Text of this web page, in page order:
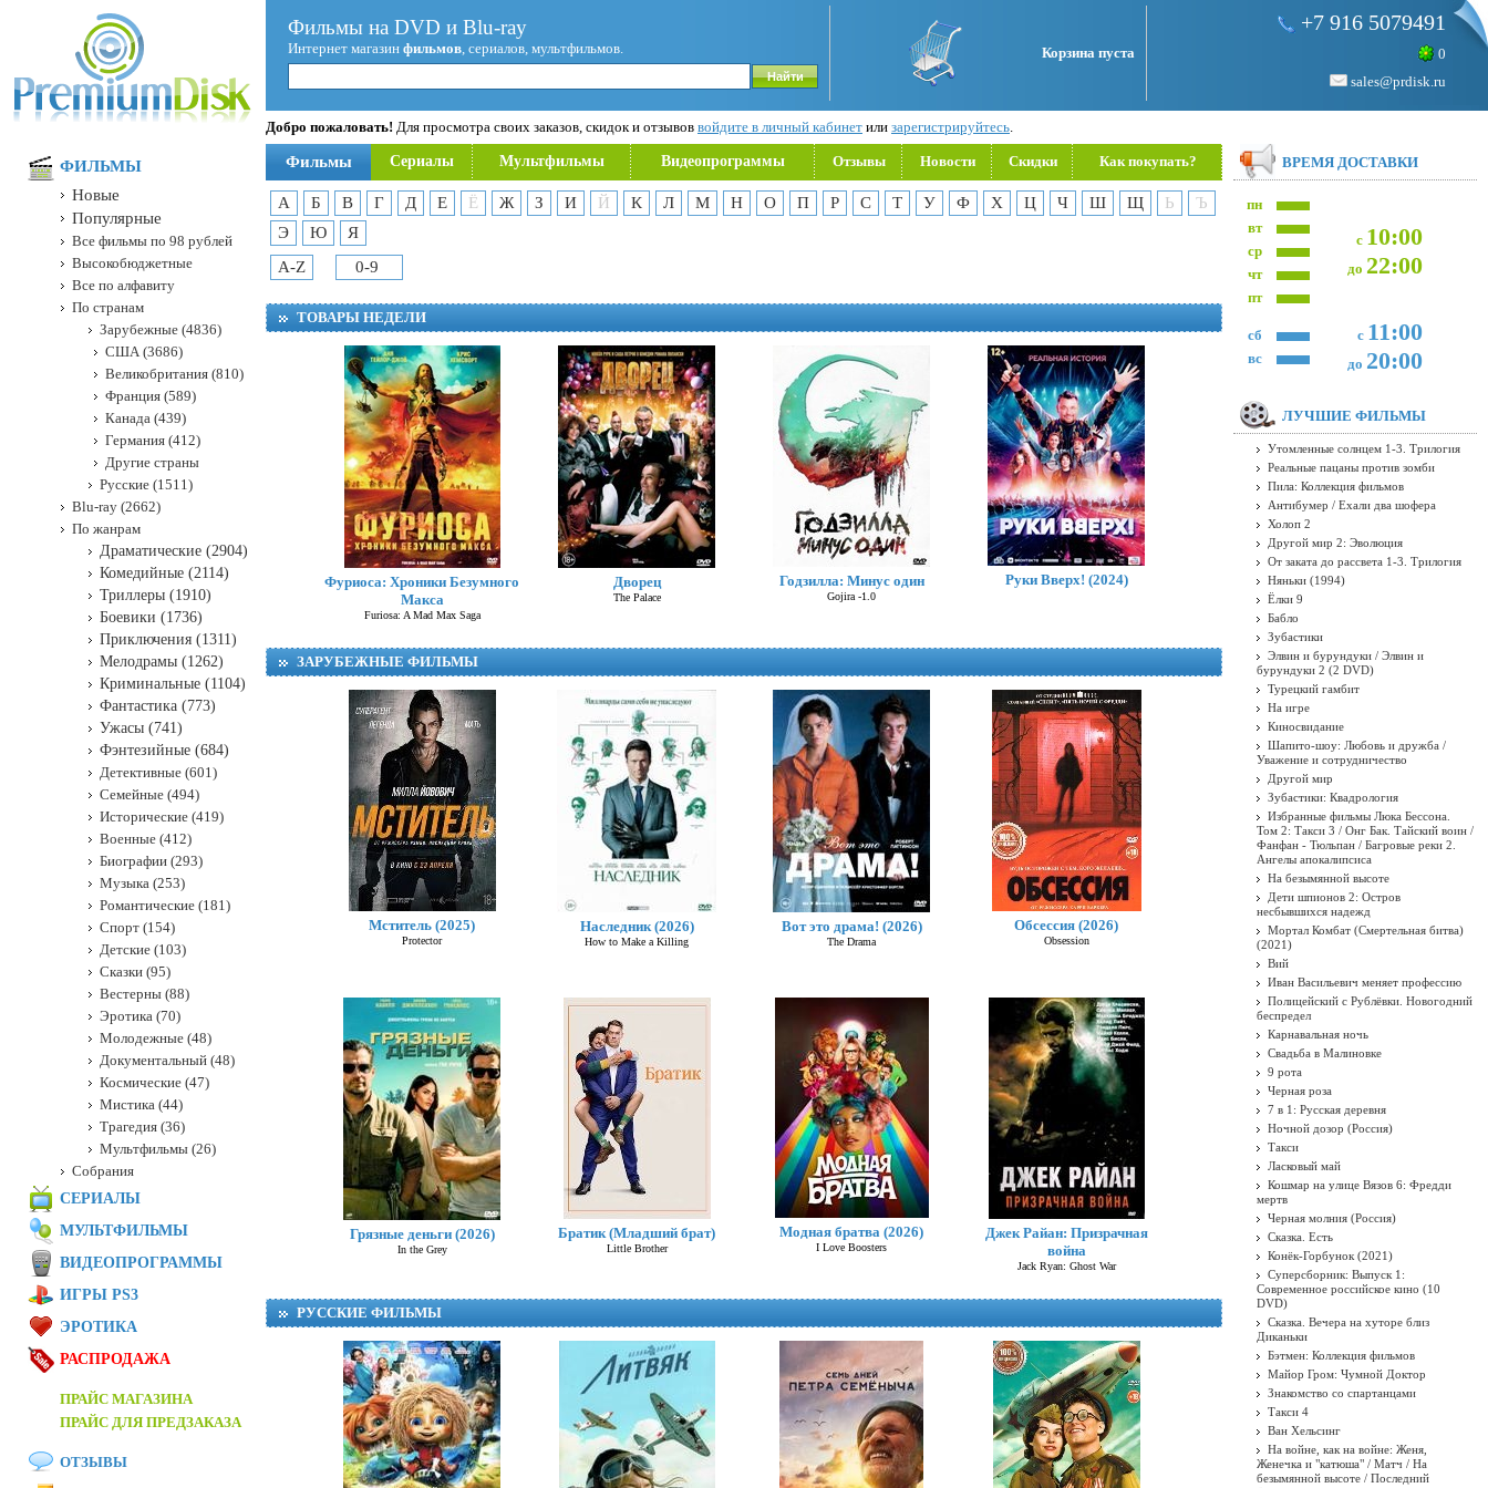
Фильмы на DVD и Blu-ray
Интернет магазин фильмов, сериалов, мультфильмов. Корзина пуста
+7 916 5079491
0
sales@prdisk.ru
Добро пожаловать! Для просмотра своих заказов, скидок и отзывов войдите в личный кабинет или зарегистрируйтесь.
Фильмы Сериалы Мультфильмы Видеопрограммы Отзывы Новости Скидки Как покупать?
А Б В Г Д Е Ё Ж З И Й К Л М Н О П Р С Т У Ф Х Ц Ч Ш Щ Ь
Ъ
Э
Ю
Я
A-Z
0-9
ТОВАРЫ НЕДЕЛИ
Фуриоса: Хроники Безумного
Макса
Furiosa: A Mad Max Saga
Дворец
The Palace
Годзилла: Минус один
Gojira -1.0
Руки Вверх! (2024)
Годзилла и Конг: Новая
Godzilla x Kong: The New Empire
ЗАРУБЕЖНЫЕ ФИЛЬМЫ
Мститель (2025)
Protector
Наследник (2026)
How to Make a Killing
Вот это драма! (2026)
The Drama
Обсессия (2026)
Obsession
Грязные деньги (2026)
In the Grey
Братик (Младший брат)
Little Brother
Модная братва (2026)
I Love Boosters
Джек Райан: Призрачная
война
Jack Ryan: Ghost War
РУССКИЕ ФИЛЬМЫ
ФИЛЬМЫ
Новые
Популярные
Все фильмы по 98 рублей
Высокобюджетные
Все по алфавиту
По странам
Зарубежные (4836)
США (3686)
Великобритания (810)
Франция (589)
Канада (439)
Германия (412)
Другие страны
Русские (1511)
Blu-ray (2662)
По жанрам
Драматические (2904)
Комедийные (2114)
Триллеры (1910)
Боевики (1736)
Приключения (1311)
Мелодрамы (1262)
Криминальные (1104)
Фантастика (773)
Ужасы (741)
Фэнтезийные (684)
Детективные (601)
Семейные (494)
Исторические (419)
Военные (412)
Биографии (293)
Музыка (253)
Романтические (181)
Спорт (154)
Детские (103)
Сказки (95)
Вестерны (88)
Эротика (70)
Молодежные (48)
Документальный (48)
Космические (47)
Мистика (44)
Трагедия (36)
Мультфильмы (26)
Собрания
СЕРИАЛЫ
МУЛЬТФИЛЬМЫ
ВИДЕОПРОГРАММЫ
ИГРЫ PS3
ЭРОТИКА
РАСПРОДАЖА
ПРАЙС МАГАЗИНА
ПРАЙС ДЛЯ ПРЕДЗАКАЗА
ОТЗЫВЫ
ВРЕМЯ ДОСТАВКИ
пн
с 10:00
до 22:00
вт
ср
чт
пт
с 11:00
до 20:00
сб
вс
ЛУЧШИЕ ФИЛЬМЫ
Утомленные солнцем 1-3. Трилогия
Реальные пацаны против зомби
Пила: Коллекция фильмов
Антибумер / Ехали два шофера
Холоп 2
Другой мир 2: Эволюция
От заката до рассвета 1-3. Трилогия
Няньки (1994)
Ёлки 9
Бабло
Зубастики
Элвин и бурундуки / Элвин и
бурундуки 2 (2 DVD)
Турецкий гамбит
На игре
Киносвидание
Шапито-шоу: Любовь и дружба /
Уважение и сотрудничество
Другой мир
Зубастики: Квадрология
Избранные фильмы Люка Бессона.
Том 2: Такси 3 / Онг Бак. Тайский воин /
Фанфан - Тюльпан / Багровые реки 2.
Ангелы апокалипсиса
На безымянной высоте
Дети шпионов 2: Остров
несбывшихся надежд
Мортал Комбат (Смертельная битва)
(2021)
Вий
Иван Васильевич меняет профессию
Полицейский с Рублёвки. Новогодний
беспредел
Карнавальная ночь
Свадьба в Малиновке
9 рота
Черная роза
7 в 1: Русская деревня
Ночной дозор (Россия)
Такси
Ласковый май
Кошмар на улице Вязов 6: Фредди
мертв
Черная молния (Россия)
Сказка. Есть
Конёк-Горбунок (2021)
Суперсборник: Выпуск 1:
Современное российское кино (10
DVD)
Сказка. Вечера на хуторе близ
Диканьки
Бэтмен: Коллекция фильмов
Майор Гром: Чумной Доктор
Знакомство со спартанцами
Такси 4
Ван Хельсинг
На войне, как на войне: Женя,
Женечка и "катюша" / Матч / На
безымянной высоте / Последний